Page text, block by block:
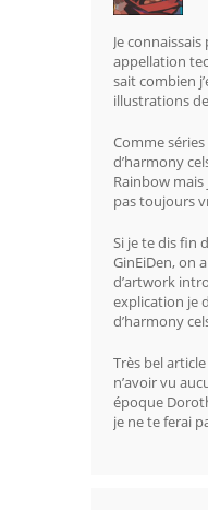
Je
appellation
sait combien
illustrations
Comme
d’harmony
Rainbow mais
pas toujours
Si je te dis fin
GinEiDen, on
d’artwork
explication je
d’harmony
Très bel
n’avoir vu
époque
je ne te ferai